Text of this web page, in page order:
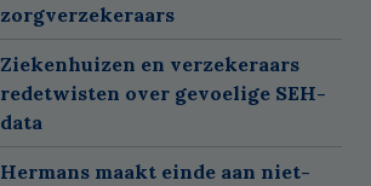
zorgverzekeraars
Ziekenhuizen en verzekeraars
redetwisten over gevoelige SEH-
data
Hermans maakt einde aan niet-